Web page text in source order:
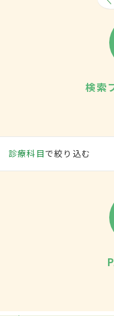
検索
診療科目で絞り込む